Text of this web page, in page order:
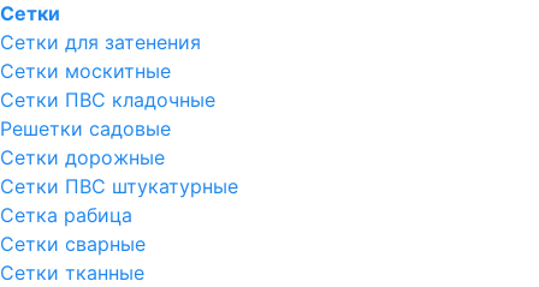
Сетки
Сетки для затенения
Сетки москитные
Сетки ПВС кладочные
Решетки садовые
Сетки дорожные
Сетки ПВС штукатурные
Сетка рабица
Сетки сварные
Сетки тканные